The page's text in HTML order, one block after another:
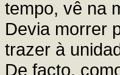
tempo, vê na
Devia morrer
trazer à
De facto,